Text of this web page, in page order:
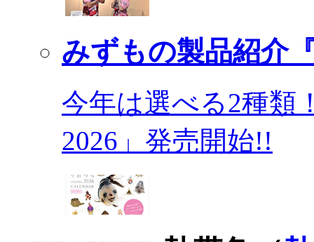
みずもの製品紹介
今年は選べる2種類
2026」発売開始!!